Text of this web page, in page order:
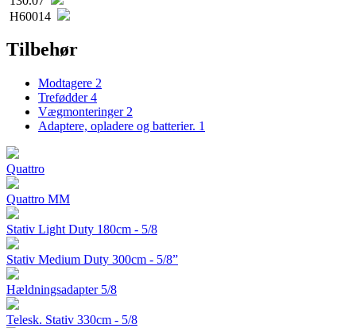
H60014
Tilbehør
Modtagere 2
Trefødder4
Vægmonteringer 2
Adaptere, opladere og batterier. 1
Quattro
Quattro MM
Stativ Light Duty 180cm - 5/8
Stativ Medium Duty 300cm - 5/8”
Hældningsadapter 5/8
Telesk. Stativ 330cm - 5/8